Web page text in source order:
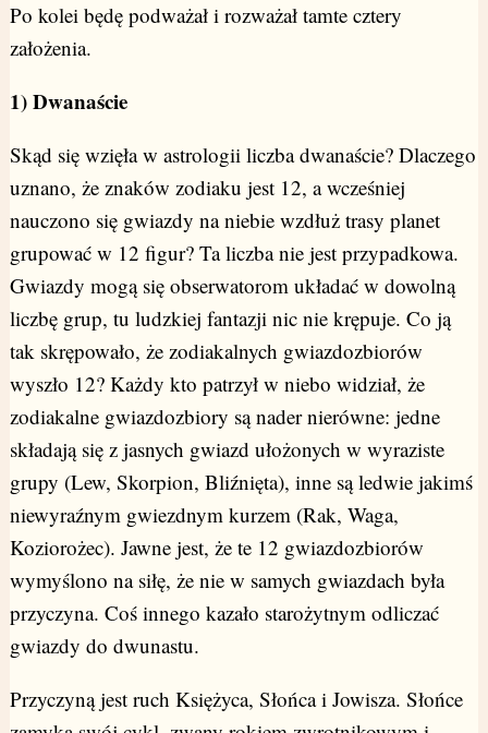
Po kolei będę podważał i rozważał tamte cztery
założenia.
1) Dwanaście
Skąd się wzięła w astrologii liczba dwanaście? Dlaczego
uznano, że znaków zodiaku jest 12, a wcześniej
nauczono się gwiazdy na niebie wzdłuż trasy planet
grupować w 12 figur? Ta liczba nie jest przypadkowa.
Gwiazdy mogą się obserwatorom układać w dowolną
liczbę grup, tu ludzkiej fantazji nic nie krępuje. Co ją
tak skrępowało, że zodiakalnych gwiazdozbiorów
wyszło 12? Każdy kto patrzył w niebo widział, że
zodiakalne gwiazdozbiory są nader nierówne: jedne
składają się z jasnych gwiazd ułożonych w wyraziste
grupy (Lew, Skorpion, Bliźnięta), inne są ledwie jakimś
niewyraźnym gwiezdnym kurzem (Rak, Waga,
Koziorożec). Jawne jest, że te 12 gwiazdozbiorów
wymyślono na siłę, że nie w samych gwiazdach była
przyczyna. Coś innego kazało starożytnym odliczać
gwiazdy do dwunastu.
Przyczyną jest ruch Księżyca, Słońca i Jowisza. Słońce